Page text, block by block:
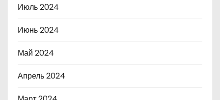
Июль 2024
Июнь 2024
Май 2024
Апрель 2024